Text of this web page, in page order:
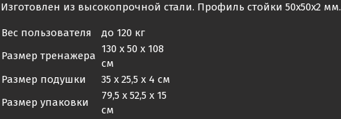
Изготовлен из высокопрочной стали. Профиль стойки 50х50х2 мм.
Вес пользователя
до 120 кг
Размер тренажера
130 х 50 х 108
см
Размер подушки
35 х 25,5 х 4 см
Размер упаковки
79,5 х 52,5 х 15
см